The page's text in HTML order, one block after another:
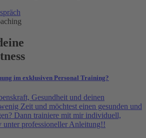
im exklusiven Personal Training?
Gesundheit und deinen
Zeit und möchtest einen gesunden und
Dann trainiere mit mir individuell,
unter professioneller Anleitung!!